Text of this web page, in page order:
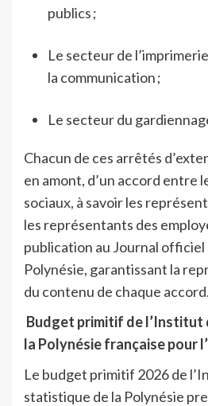
publics ;
Le secteur de
la communication ;
Le secteur du
Chacun de ces arrêtés
en amont, d’un accord entre
sociaux, à savoir les
les représentants des
publication au Journal officiel
Polynésie, garantissant la
du contenu de chaque accord.
Budget primitif de l’Institut
la Polynésie française pour
Le budget primitif 2026 de
statistique de la Polynésie